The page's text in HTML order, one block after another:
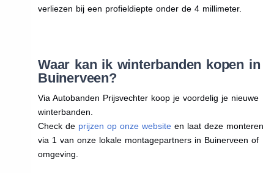
verliezen bij een profieldiepte onder de 4 millimeter.
Waar kan ik winterbanden kopen in
Buinerveen?
Via Autobanden Prijsvechter koop je voordelig je nieuwe
winterbanden.
Check de prijzen op onze websiteen laat deze monteren
via 1 van onze lokale montagepartners in Buinerveen of
omgeving.